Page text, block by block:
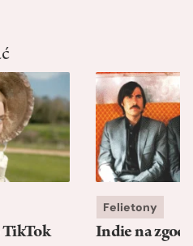
TikTok
Felietony
Indie na